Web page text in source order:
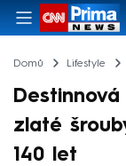
Domů Lifestyle
zlaté
140 let